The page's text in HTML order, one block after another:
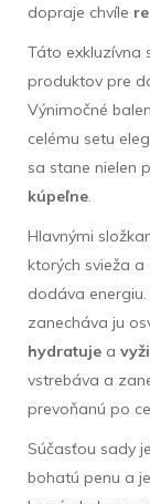
dopraje chvíle
Táto exkluzívna
produktov pre
Výnimočné
celému setu
sa stane nielen
kúpeľne.
Hlavnými
ktorých svieža
dodáva energiu.
zanecháva ju
hydratuje a
vstrebáva a
prevoňanú po
Súčasťou sady
bohatú penu a